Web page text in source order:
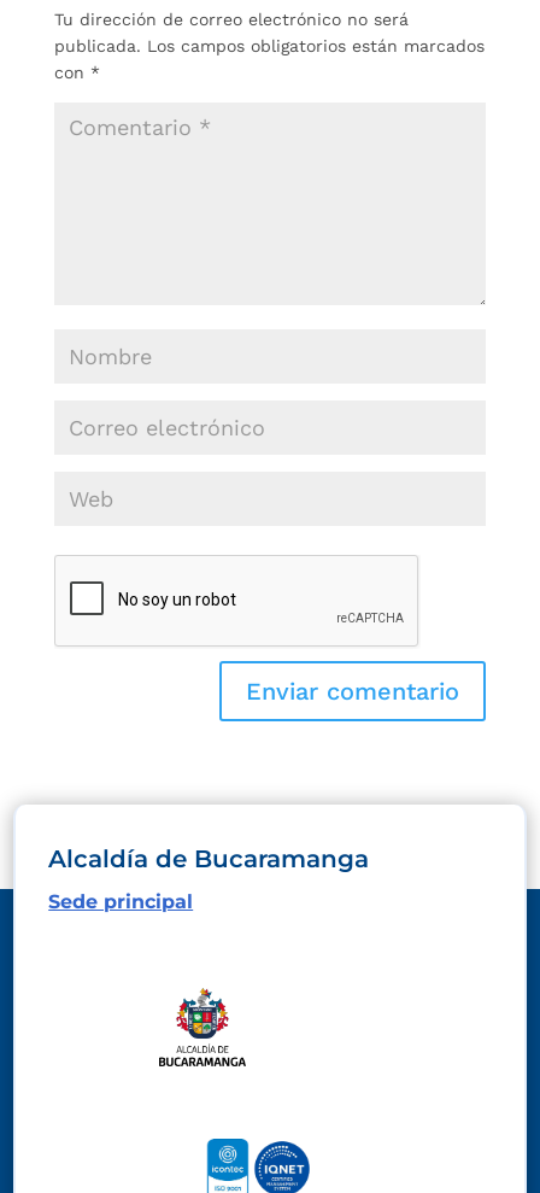
Tu dirección de correo electrónico no será
publicada. Los campos obligatorios están marcados
con *
Alcaldía de Bucaramanga
Sede principal